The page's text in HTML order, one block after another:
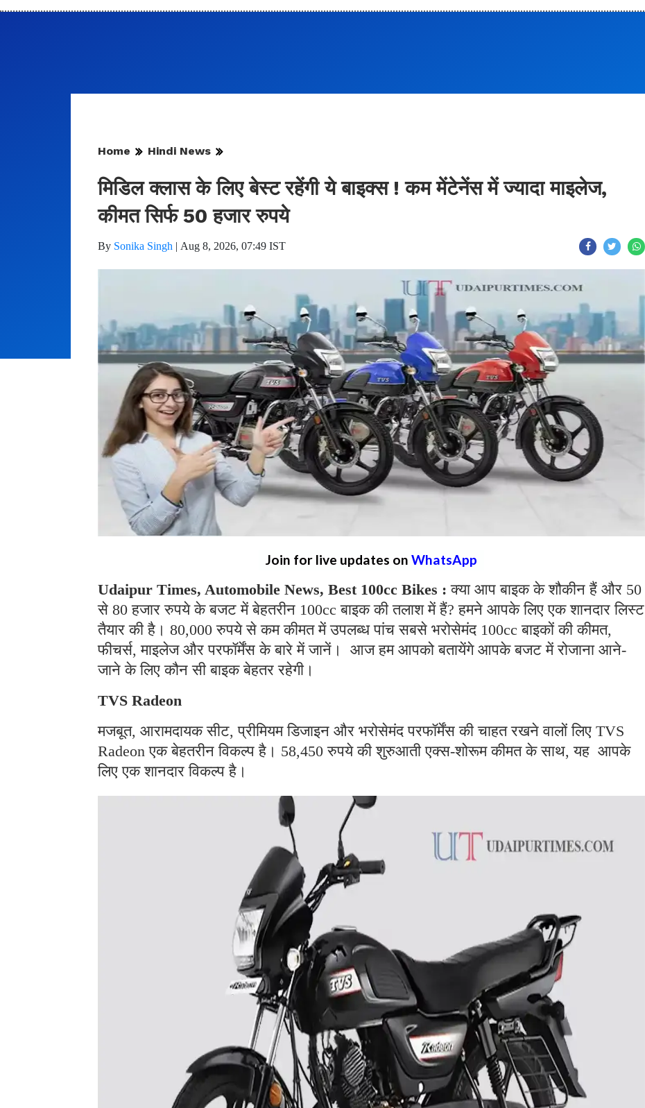
Home Hindi News
मिडिल क्लास के लिए बेस्ट रहेंगी ये बाइक्स ! कम मेंटेनेंस में ज्यादा माइलेज,
कीमत सिर्फ 50 हजार रुपये
By Sonika Singh | Aug 8, 2026, 07:49 IST
Join for live updates on WhatsApp
Udaipur Times, Automobile News, Best 100cc Bikes :क्या आप बाइक के शौकीन हैं और 50
से 80 हजार रुपये के बजट में बेहतरीन 100cc बाइक की तलाश में हैं? हमने आपके लिए एक शानदार लिस्ट
तैयार की है। 80,000 रुपये से कम कीमत में उपलब्ध पांच सबसे भरोसेमंद 100cc बाइकों की कीमत,
फीचर्स, माइलेज और परफॉर्मेंस के बारे में जानें। आज हम आपको बतायेंगे आपके बजट में रोजाना आने-
जाने के लिए कौन सी बाइक बेहतर रहेगी।
TVS Radeon
मजबूत, आरामदायक सीट, प्रीमियम डिजाइन और भरोसेमंद परफॉर्मेंस की चाहत रखने वालों लिए TVS
Radeon एक बेहतरीन विकल्प है। 58,450 रुपये की शुरुआती एक्स-शोरूम कीमत के साथ, यह आपके
लिए एक शानदार विकल्प है।